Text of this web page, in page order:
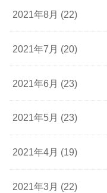
2021年8月 (22)
2021年7月 (20)
2021年6月 (23)
2021年5月 (23)
2021年4月 (19)
2021年3月 (22)